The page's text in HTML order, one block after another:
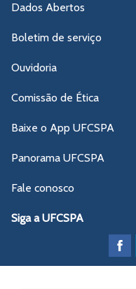
Dados Abertos
Boletim de serviço
Ouvidoria
Comissão de Ética
Baixe o App UFCSPA
Panorama UFCSPA
Fale conosco
Siga a UFCSPA